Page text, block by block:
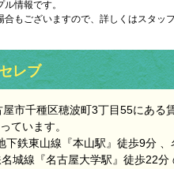
情報です。
もございますので、詳しくはスタッ
レブ
屋市千種区穂波町3丁目55にあ
ています。
下鉄東山線『本山駅』徒歩9分
城線『名古屋大学駅』徒歩22分